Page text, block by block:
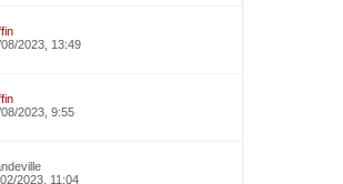
2023, 13:49
2023, 9:55
2023, 11:04